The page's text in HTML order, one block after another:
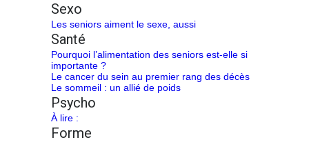
Sexo
Les seniors aiment le sexe, aussi
Santé
Pourquoi l’alimentation des seniors est-elle si
importante ?
Le cancer du sein au premier rang des décès
Le sommeil : un allié de poids
Psycho
À lire :
Forme